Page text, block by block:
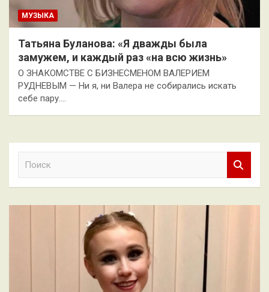
МУЗЫКА
Татьяна Буланова: «Я дважды была
замужем, и каждый раз «на всю жизнь»
О ЗНАКОМСТВЕ С БИЗНЕСМЕНОМ ВАЛЕРИЕМ
РУДНЕВЫМ — Ни я, ни Валера не собирались искать
себе пару.…
к